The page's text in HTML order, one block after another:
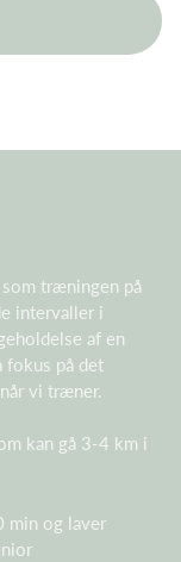
træningen på
intervaller i
af en
fokus på det
vi træner.
kan gå 3-4 km i
min og laver